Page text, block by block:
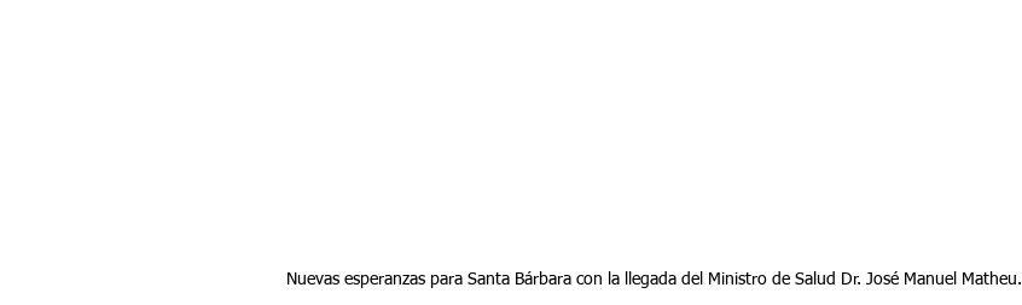
Nuevas esperanzas para Santa Bárbara con la llegada del Ministro de Salud Dr. José Manuel Matheu.